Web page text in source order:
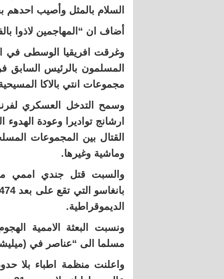
السلام بالمثل وأصيب
أضاف ان “المهاجمين لاذوا
المسلمون بالرئيس السابق
مجموعات انتي بالاكا
وسمح التدخل العسكري
ارشانج تواديرا وعودة
القتال بين المجموعات
وماشية وغيرها.
والسبت قتل جندي اممي
الديموقراطية.
ونسبت البعثة الاممية
مسلما الى “عناصر في
واعلنت منظمة اطباء بلا